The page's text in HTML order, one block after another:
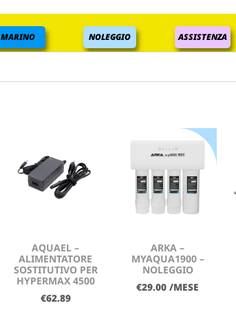
MARINO NOLEGGIO ASSISTENZA
AQUAEL –
ALIMENTATORE
SOSTITUTIVO PER
HYPERMAX 4500
€62.89
ARKA –
MYAQUA1900 –
NOLEGGIO
€29.00 /MESE